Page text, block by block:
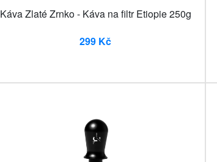
Káva Zlaté Zrnko - Káva na filtr Etiopie 250g
299 Kč